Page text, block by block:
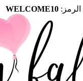
WELCOME10